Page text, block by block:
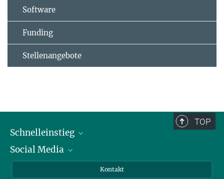
Software
Funding
Stellenangebote
TOP
Schnelleinstieg
Alumni
Social Media
Kontakt